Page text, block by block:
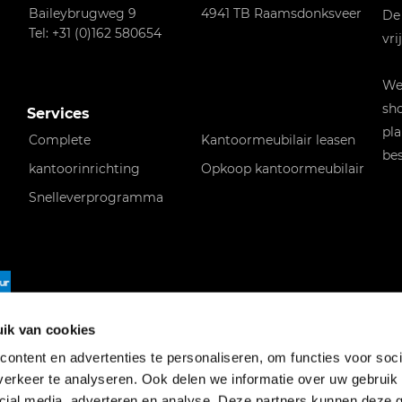
van cookies
en advertenties te personaliseren, om functies voor
te analyseren. Ook delen we informatie over uw
Baileybrugweg 9
4941 TB Raamsdonksveer
Tel: +31 (0)162 580654
Services
Complete
kantoorinrichting
Kantoormeubilair leasen
Opkoop kantoormeubilair
Snelleverprogramma